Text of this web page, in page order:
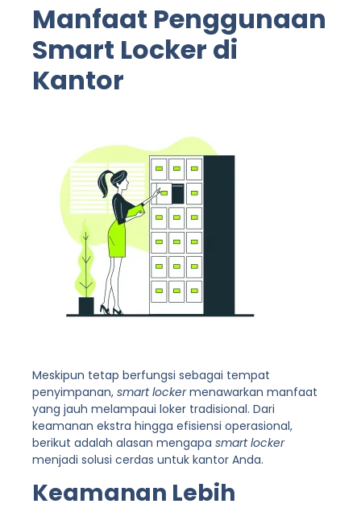
Manfaat Penggunaan
Smart Locker di
Kantor
Meskipun tetap berfungsi sebagai tempat
penyimpanan,smart lockermenawarkan manfaat
yang jauh melampaui loker tradisional. Dari
keamanan ekstra hingga efisiensi operasional,
berikut adalah alasan mengapasmart locker
menjadi solusi cerdas untuk kantor Anda.
Keamanan Lebih